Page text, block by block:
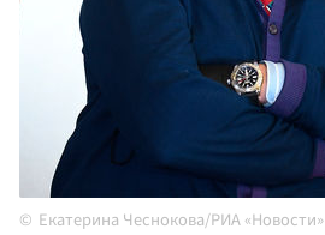
Екатерина Чеснокова/РИА «Новости»